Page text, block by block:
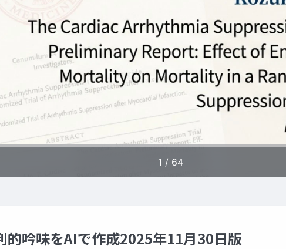
的吟味をAIで作成2025年11月30日版